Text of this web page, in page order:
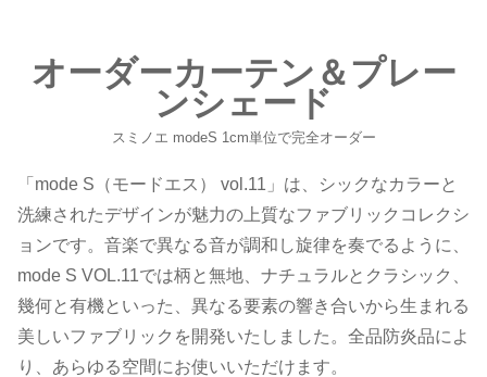
オーダーカーテン＆プレー
ンシェード
スミノエ modeS 1cm単位で完全オーダー
「mode S（モードエス） vol.11」は、シックなカラーと
洗練されたデザインが魅力の上質なファブリックコレクシ
ョンです。音楽で異なる音が調和し旋律を奏でるように、
mode S VOL.11では柄と無地、ナチュラルとクラシック、
幾何と有機といった、異なる要素の響き合いから生まれる
美しいファブリックを開発いたしました。全品防炎品によ
り、あらゆる空間にお使いいただけます。